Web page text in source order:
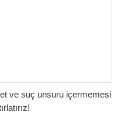
ve suç unsuru içermemesi